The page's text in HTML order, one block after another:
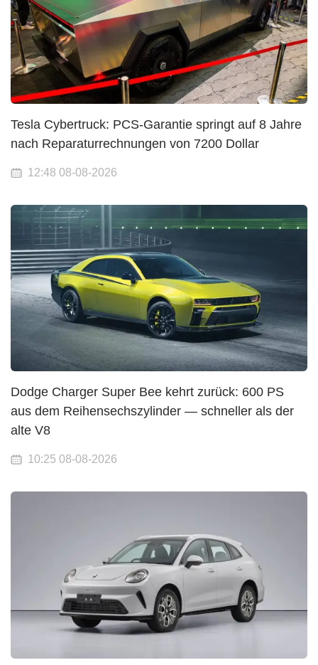
Tesla Cybertruck: PCS-Garantie springt auf 8 Jahre
nach Reparaturrechnungen von 7200 Dollar
12:48 08-08-2026
Dodge Charger Super Bee kehrt zurück: 600 PS
aus dem Reihensechszylinder — schneller als der
alte V8
10:25 08-08-2026